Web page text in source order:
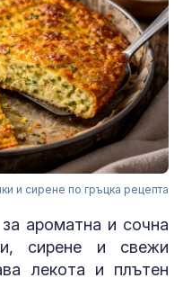
и сирене по гръцка рецепта
ароматна и сочна
сирене и свежи
лекота и плътен